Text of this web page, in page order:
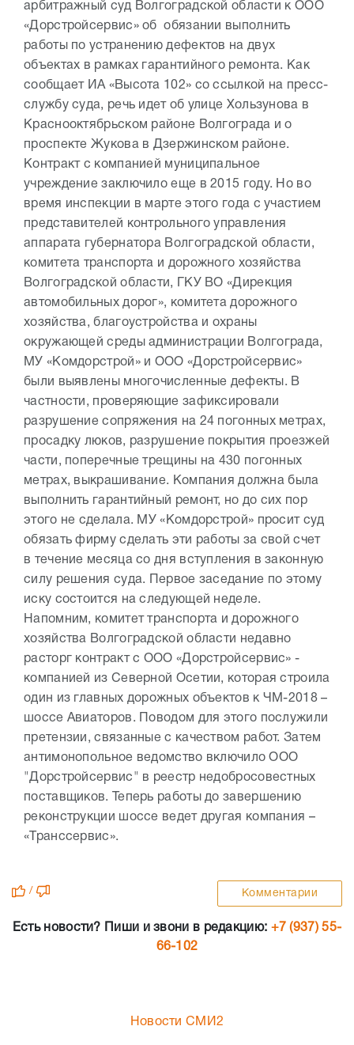
арбитражный суд Волгоградской области к ООО
«Дорстройсервис» об обязании выполнить
работы по устранению дефектов на двух
объектах в рамках гарантийного ремонта. Как
сообщает ИА «Высота 102» со ссылкой на пресс-
службу суда, речь идет об улице Хользунова в
Краснооктябрьском районе Волгограда и о
проспекте Жукова в Дзержинском районе.
Контракт с компанией муниципальное
учреждение заключило еще в 2015 году. Но во
время инспекции в марте этого года с участием
представителей контрольного управления
аппарата губернатора Волгоградской области,
комитета транспорта и дорожного хозяйства
Волгоградской области, ГКУ ВО «Дирекция
автомобильных дорог», комитета дорожного
хозяйства, благоустройства и охраны
окружающей среды администрации Волгограда,
МУ «Комдорстрой» и ООО «Дорстройсервис»
были выявлены многочисленные дефекты. В
частности, проверяющие зафиксировали
разрушение сопряжения на 24 погонных метрах,
просадку люков, разрушение покрытия проезжей
части, поперечные трещины на 430 погонных
метрах, выкрашивание. Компания должна была
выполнить гарантийный ремонт, но до сих пор
этого не сделала. МУ «Комдорстрой» просит суд
обязать фирму сделать эти работы за свой счет
в течение месяца со дня вступления в законную
силу решения суда. Первое заседание по этому
иску состоится на следующей неделе.
Напомним, комитет транспорта и дорожного
хозяйства Волгоградской области недавно
расторг контракт с ООО «Дорстройсервис» -
компанией из Северной Осетии, которая строила
один из главных дорожных объектов к ЧМ-2018 –
шоссе Авиаторов. Поводом для этого послужили
претензии, связанные с качеством работ. Затем
антимонопольное ведомство включило ООО
"Дорстройсервис" в реестр недобросовестных
поставщиков. Теперь работы до завершению
реконструкции шоссе ведет другая компания –
«Транссервис».
/ Комментарии
Есть новости? Пиши и звони в редакцию: +7 (937) 55-
66-102
Новости СМИ2